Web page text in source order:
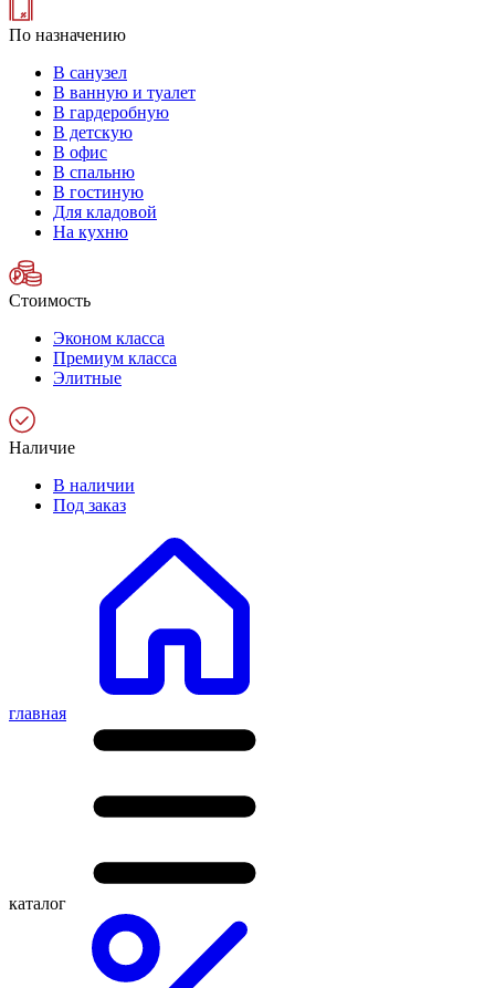
По назначению
В санузел
В ванную и туалет
В гардеробную
В детскую
В офис
В спальню
В гостиную
Для кладовой
На кухню
Стоимость
Эконом класса
Премиум класса
Элитные
Наличие
В наличии
Под заказ
главная
каталог